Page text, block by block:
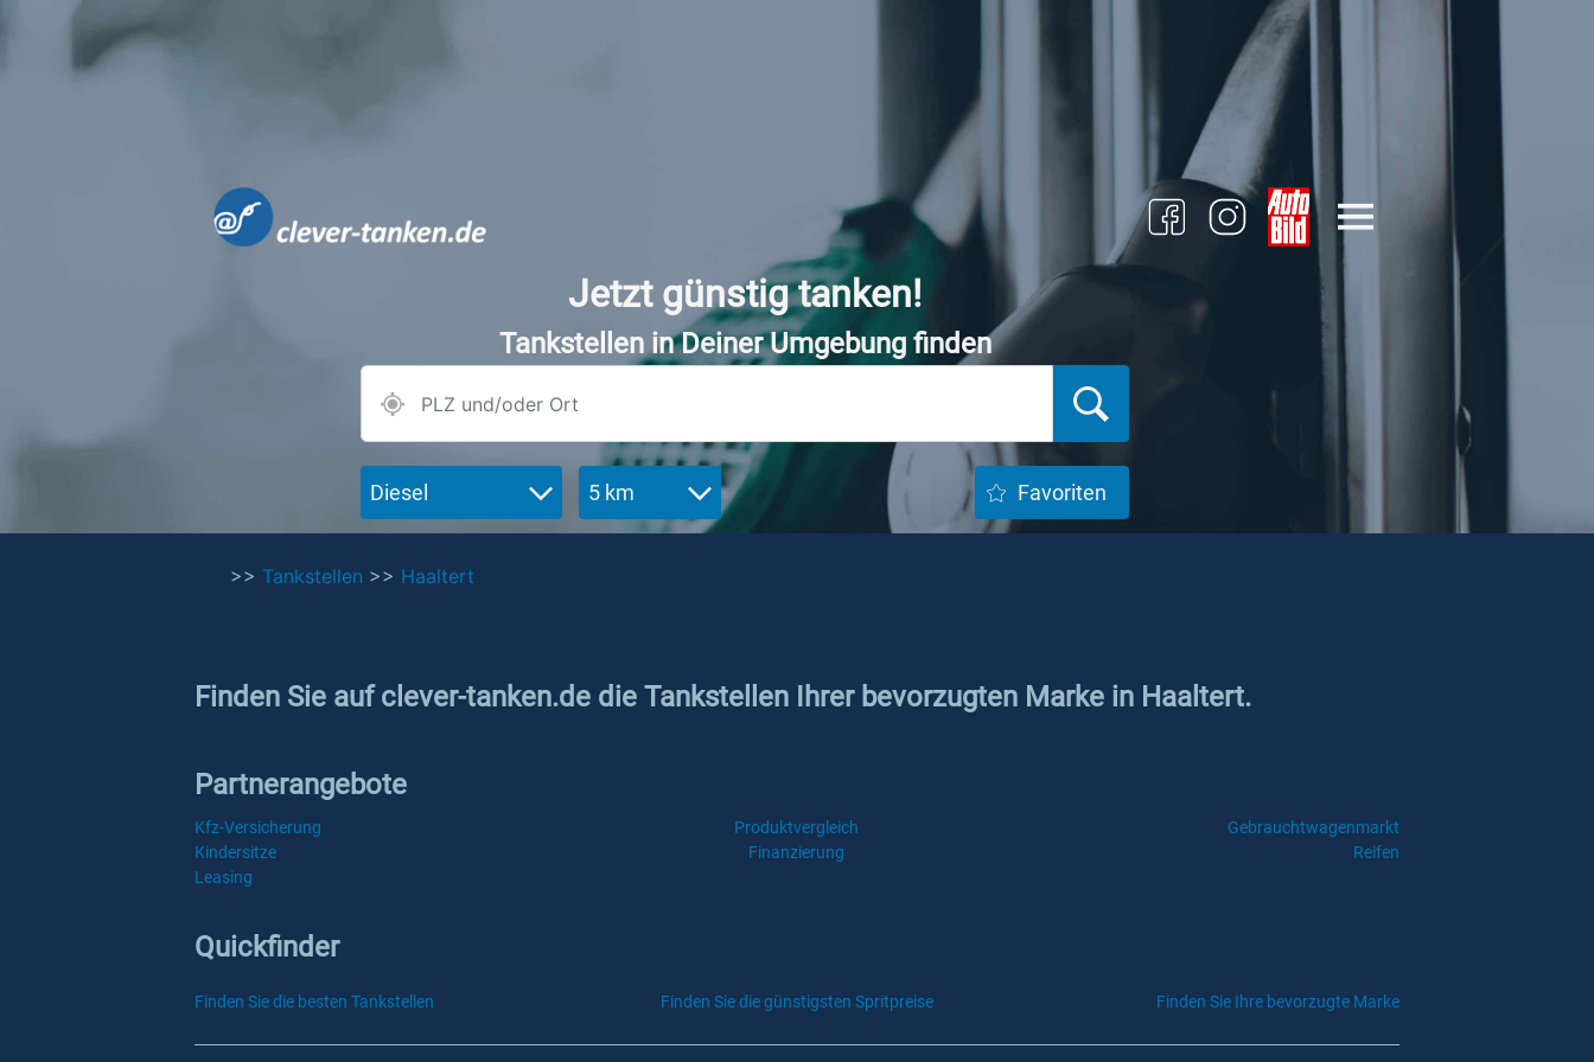
Jetzt günstig tanken!
Tankstellen in Deiner Umgebung finden
Diesel 5 km Favoriten
>> Tankstellen >> Haaltert
Finden Sie auf clever-tanken.de die Tankstellen Ihrer bevorzugten Marke in Haaltert.
Partnerangebote
Kfz-Versicherung Produktvergleich
Gebrauchtwagenmarkt
Kindersitze
Finanzierung
Reifen
Leasing
Quickfinder
Finden Sie die besten Tankstellen Finden Sie die günstigsten Spritpreise Finden Sie Ihre bevorzugte Marke